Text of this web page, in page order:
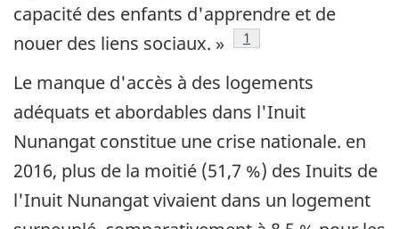
capacité des enfants d'apprendre et de
nouer des liens sociaux. »
Note de bas de page
1
Le manque d'accès à des logements
adéquats et abordables dans l'Inuit
Nunangat constitue une crise nationale. en
2016, plus de la moitié (51,7 %) des Inuits de
l'Inuit Nunangat vivaient dans un logement